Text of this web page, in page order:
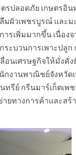
ตรปลอดภัย เกษตรอิ
มผัวเพชรบูรณ์ และ
รเพิ่มมากขึ้น เนื่อง
ะบวนการเพาะปลูก
นเศรษฐกิจให้มั่งคั่ง
งานพาณิชย์จังหวัด
ทรีย์ กรีนมาร์เก็ตเพ
ยทางการค้าและส